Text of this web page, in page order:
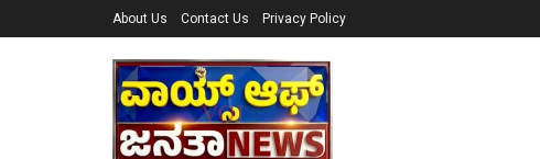
About Us Contact Us Privacy Policy